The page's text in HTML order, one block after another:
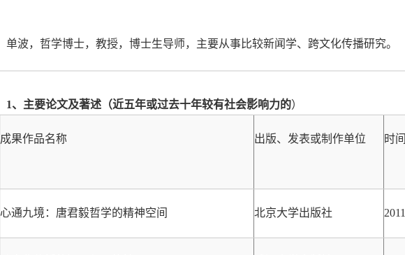
单波，哲学博士，教授，博士生导师，主要从事比较新闻学、跨文化传播研究。
1、主要论文及著述（近五年或过去十年较有社会影响力的）
成果作品名称 出版、发表或制作单位 时间
心通九境：唐君毅哲学的精神空间 北京大学出版社 2011